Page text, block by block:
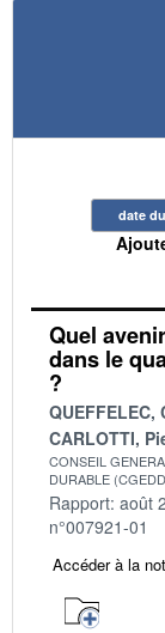
date
Quel
dans le
?
QUEFFELEC,
CARLOTTI,
CONSEIL
DURABLE
Rapport: août
n°007921-01
Accéder à la